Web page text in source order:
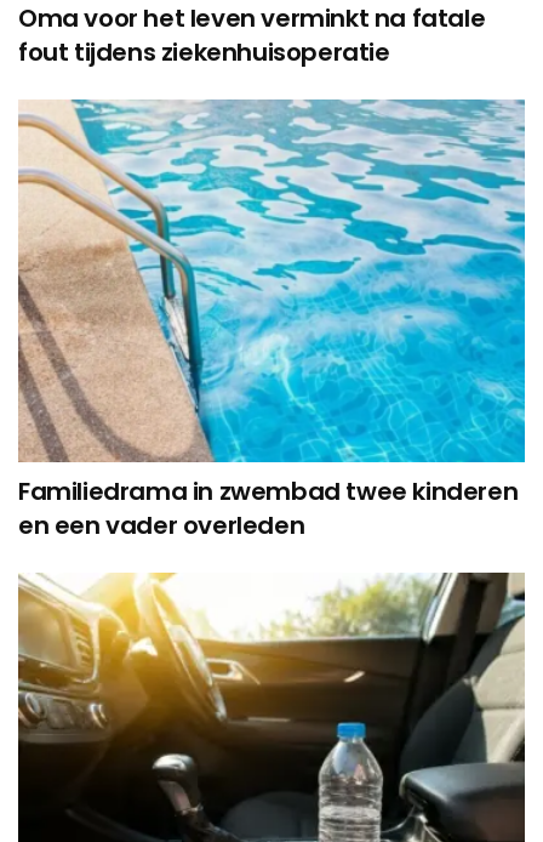
Oma voor het leven verminkt na fatale
fout tijdens ziekenhuisoperatie
Familiedrama in zwembad twee kinderen
en een vader overleden